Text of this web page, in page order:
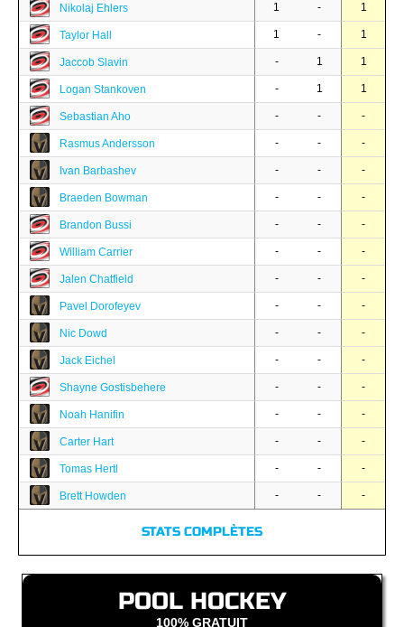
Nikolaj Ehlers 1 - 1
Taylor Hall 1 - 1
Jaccob Slavin - 1 1
Logan Stankoven - 1 1
Sebastian Aho - - -
Rasmus Andersson - - -
Ivan Barbashev - - -
Braeden Bowman - - -
Brandon Bussi - - -
William Carrier - - -
Jalen Chatfield - - -
Pavel Dorofeyev - - -
Nic Dowd - - -
Jack Eichel - - -
Shayne Gostisbehere - - -
Noah Hanifin - - -
Carter Hart - - -
Tomas Hertl - - -
Brett Howden - - -
STATS COMPLÈTES
POOL HOCKEY
100% GRATUIT